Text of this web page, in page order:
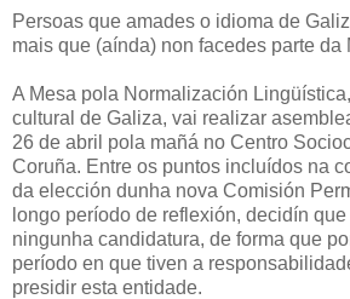
Persoas que amades o idioma de
mais que (aínda) non facedes parte da
A Mesa pola Normalización
cultural de Galiza, vai realizar
26 de abril pola mañá no Centro
Coruña. Entre os puntos incluídos na
da elección dunha nova Comisión
longo período de reflexión, decidín
ningunha candidatura, de forma que
período en que tiven a
presidir esta entidade.